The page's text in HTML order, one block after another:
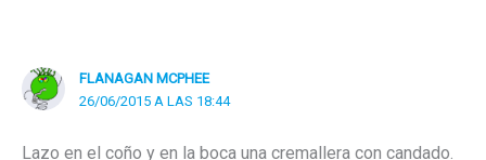
FLANAGAN MCPHEE
26/06/2015 A LAS 18:44
Lazo en el coño y en la boca una cremallera con candado.